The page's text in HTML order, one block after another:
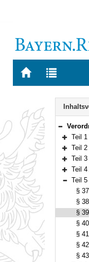
Zur
Zur
letzten
Bereich
Verordnung über den fachlichen
Teil
Teil 2
Teil
Teil 4
Teil 5
§
§ 38
§
§
§ 41
§
§ 43